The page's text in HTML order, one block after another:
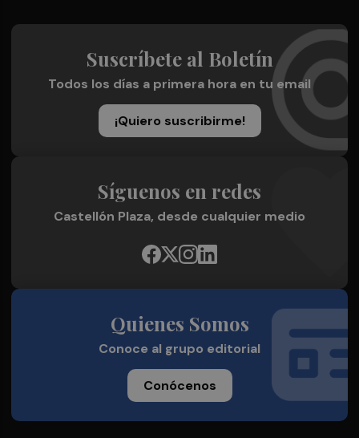
Suscríbete al Boletín
Todos los días a primera hora en tu email
¡Quiero suscribirme!
Síguenos en redes
Castellón Plaza, desde cualquier medio
Quienes Somos
Conoce al grupo editorial
Conócenos